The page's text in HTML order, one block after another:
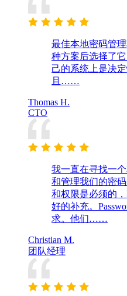
最佳本地密码管
种方案后选择了
己的系统上是决
且……
Thomas H.
CTO
我一直在寻找一
和管理我们的密
和权限是必须的
好的补充。
求。他们……
Christian M.
团队经理